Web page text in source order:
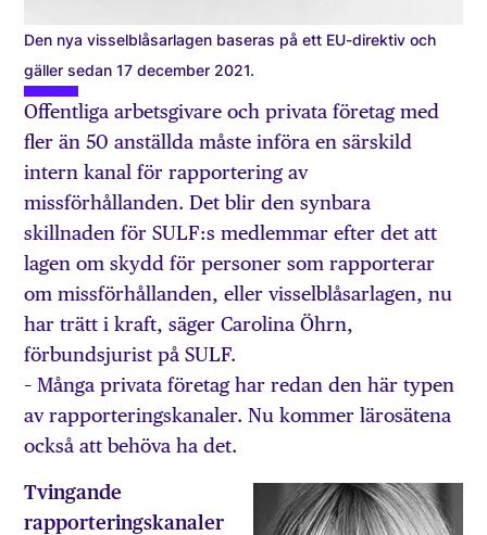
Den nya visselblåsarlagen baseras på ett EU-direktiv och
gäller sedan 17 december 2021.
Offentliga arbetsgivare och privata företag med
fler än 50 anställda måste införa en särskild
intern kanal för rapportering av
missförhållanden. Det blir den synbara
skillnaden för SULF:s medlemmar efter det att
lagen om skydd för personer som rapporterar
om missförhållanden, eller visselblåsarlagen, nu
har trätt i kraft, säger Carolina Öhrn,
förbundsjurist på SULF.
– Många privata företag har redan den här typen
av rapporteringskanaler. Nu kommer lärosätena
också att behöva ha det.
Tvingande
rapporteringskanaler